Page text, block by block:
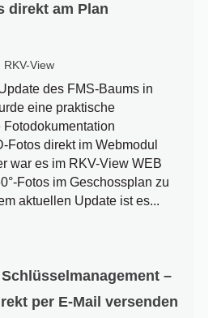
direkt am Plan
RKV-View
des FMS-Baums in
eine praktische
Fotodokumentation
Fotos direkt im Webmodul
war es im RKV-View WEB
Fotos im Geschossplan zu
aktuellen Update ist es...
–
per E-Mail versenden